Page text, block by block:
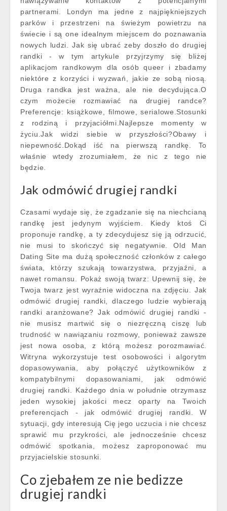
partnerami. Londyn ma jedne z najpiękniejszych
parków i przestrzeni na świeżym powietrzu na
świecie i są one idealnym miejscem do poznawania
nowych ludzi. Jak się ubrać zeby doszło do drugiej
randki - w tym artykule przyjrzymy się bliżej
aplikacjom randkowym dla osób queer i zbadamy
niektóre z korzyści i wyzwań, jakie ze sobą niosą.
Druga randka jest ważna, ale nie decydująca.O
czym możecie rozmawiać na drugiej randce?
Preferencje: książkowe, filmowe, serialowe.Stosunki
z rodziną i przyjaciółmi.Najlepsze momenty w
życiu.Jak widzi siebie w przyszłości?Obawy i
niepewność.Dokąd iść na pierwszą randkę. To
właśnie wtedy zrozumiałem, że nic z tego nie
będzie.
Jak odmówić drugiej randki
Czasami wydaje się, że zgadzanie się na niechcianą
randkę jest jedynym wyjściem. Kiedy ktoś Ci
proponuje randkę, a ty zdecydujesz się ją odrzucić,
nie musi to skończyć się negatywnie. Old Man
Dating Site ma dużą społeczność członków z całego
świata, którzy szukają towarzystwa, przyjaźni, a
nawet romansu. Pokaż swoją twarz: Upewnij się, że
Twoja twarz jest wyraźnie widoczna na zdjęciu. Jak
odmówić drugiej randki, dlaczego ludzie wybierają
randki aranżowane? Jak odmówić drugiej randki -
nie musisz martwić się o niezręczną ciszę lub
trudność w nawiązaniu rozmowy, ponieważ zawsze
jest nowa osoba, z którą możesz porozmawiać.
Witryna wykorzystuje test osobowości i algorytm
dopasowywania, aby połączyć użytkowników z
kompatybilnymi dopasowaniami, jak odmówić
drugiej randki. Każdego dnia w południe otrzymasz
jeden wysokiej jakości mecz oparty na Twoich
preferencjach - jak odmówić drugiej randki. W
sytuacji, gdy interesują Cię jego uczucia i nie chcesz
sprawić mu przykrości, ale jednocześnie chcesz
odmówić spotkania, możesz zaproponować mu
przyjacielskie stosunki.
Co zjebałem ze nie bedizze
drugiej randki